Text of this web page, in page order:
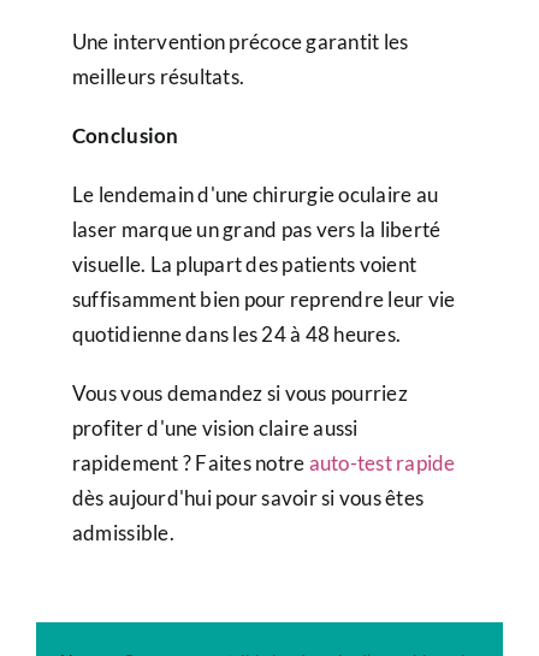
Une intervention précoce garantit les
meilleurs résultats.
Conclusion
Le lendemain d'une chirurgie oculaire au
laser marque un grand pas vers la liberté
visuelle. La plupart des patients voient
suffisamment bien pour reprendre leur vie
quotidienne dans les 24 à 48 heures.
Vous vous demandez si vous pourriez
profiter d'une vision claire aussi
rapidement ? Faites notreauto-test rapide
dès aujourd'hui pour savoir si vous êtes
admissible.